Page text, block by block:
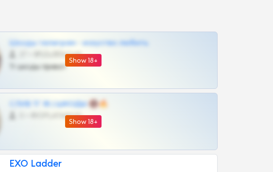
Show 18+
Шкоды телеграм - искуство любить
@SZu3ll3sCatt_bot
Тг шкоды приват
Show 18+
СЛИВ ТГ 18 | ШКОДЫ 🔞🔥
@OPLATAPODPSK1BOT
EXO Ladder